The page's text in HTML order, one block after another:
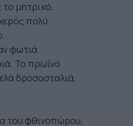
μητρικό.
πολύ.
φωτιά.
Το πρωΐνό
δροσοσταλιά,
του φθινοπώρου,